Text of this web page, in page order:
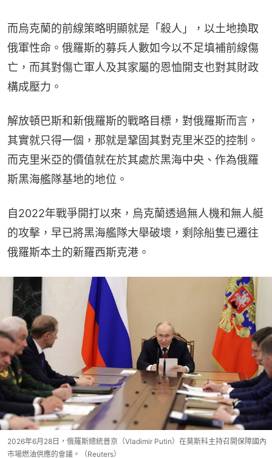
而烏克蘭的前線策略明顯就是「殺人」，以土地換取
俄軍性命。俄羅斯的募兵人數如今以不足填補前線傷
亡，而其對傷亡軍人及其家屬的恩恤開支也對其財政
構成壓力。
解放頓巴斯和新俄羅斯的戰略目標，對俄羅斯而言，
其實就只得一個，那就是鞏固其對克里米亞的控制。
而克里米亞的價值就在於其處於黑海中央、作為俄羅
斯黑海艦隊基地的地位。
自2022年戰爭開打以來，烏克蘭透過無人機和無人艇
的攻擊，早已將黑海艦隊大舉破壞，剩除船隻已遷往
俄羅斯本土的新羅西斯克港。
2026年6月28日，俄羅斯總統普京（Vladimir Putin）在莫斯科主持召開保障國內
市場燃油供應的會議。（Reuters）